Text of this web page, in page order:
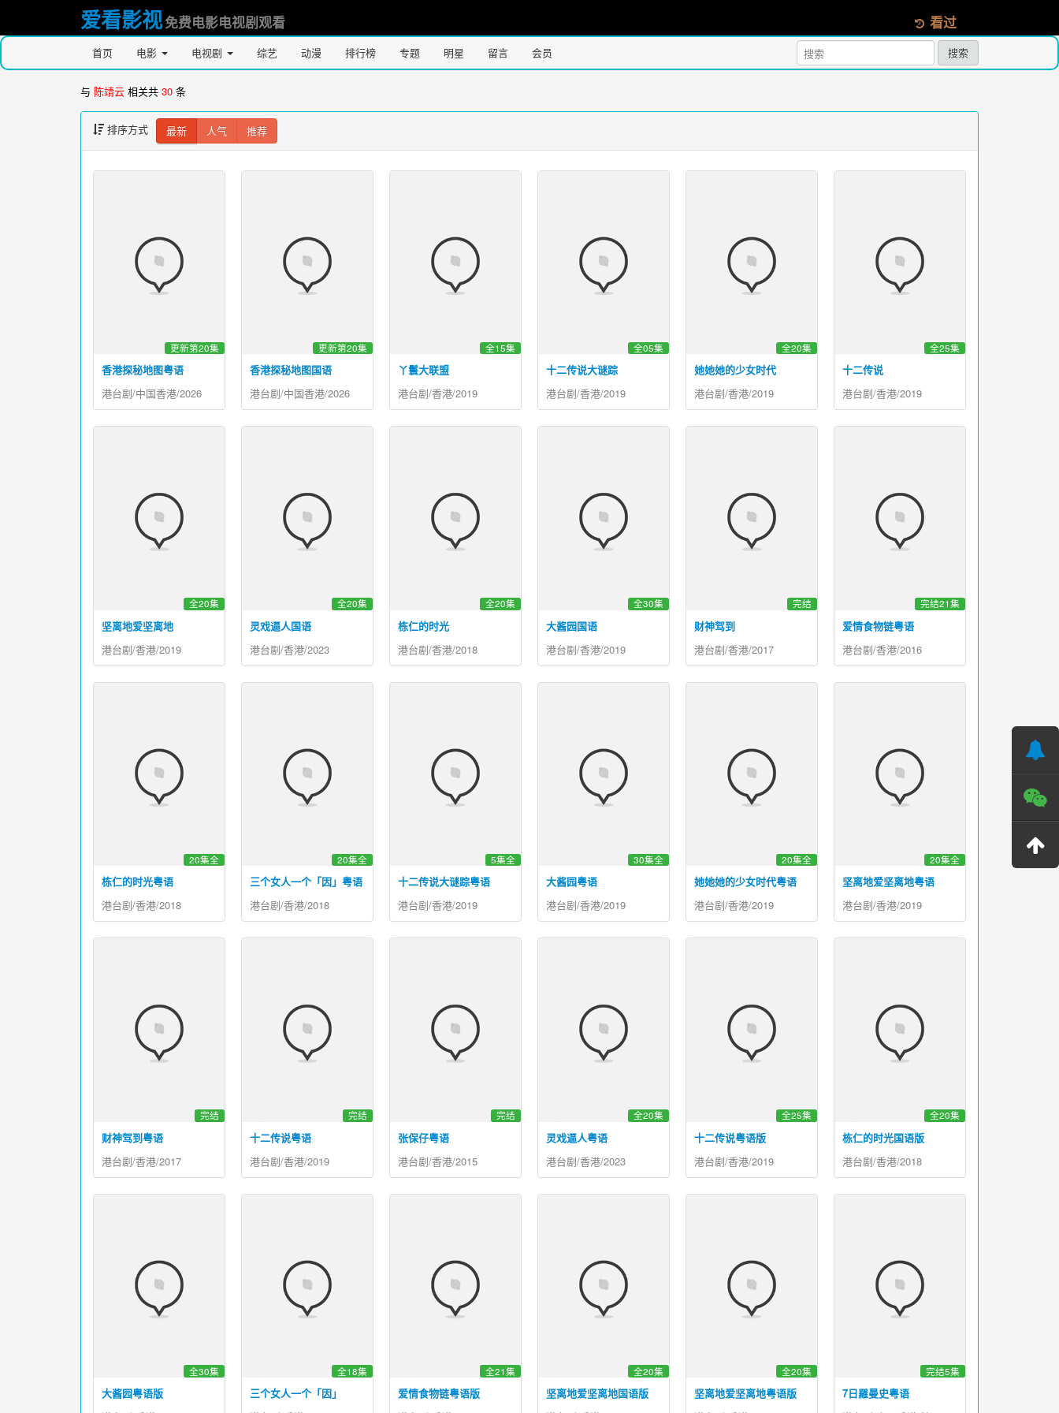
爱看影视免费电影电视剧观看 看过
首页 电影 电视剧 综艺 动漫 排行榜 专题 明星 留言 会员 搜索
与 陈靖云 相关共 30 条
排序方式 最新 人气 推荐
香港探秘地图粤语
更新第20集
港台剧/中国香港/2026
香港探秘地图国语
更新第20集
港台剧/中国香港/2026
丫鬟大联盟
全15集
港台剧/香港/2019
十二传说大谜踪
全05集
港台剧/香港/2019
她她她的少女时代
全20集
港台剧/香港/2019
十二传说
全25集
港台剧/香港/2019
坚离地爱坚离地
全20集
港台剧/香港/2019
灵戏逼人国语
全20集
港台剧/香港/2023
栋仁的时光
全20集
港台剧/香港/2018
大酱园国语
全30集
港台剧/香港/2019
财神驾到
完结
港台剧/香港/2017
爱情食物链粤语
完结21集
港台剧/香港/2016
栋仁的时光粤语
20集全
港台剧/香港/2018
三个女人一个「因」粤语
20集全
港台剧/香港/2018
十二传说大谜踪粤语
5集全
港台剧/香港/2019
大酱园粤语
30集全
港台剧/香港/2019
她她她的少女时代粤语
20集全
港台剧/香港/2019
坚离地爱坚离地粤语
20集全
港台剧/香港/2019
财神驾到粤语
完结
港台剧/香港/2017
十二传说粤语
完结
港台剧/香港/2019
张保仔粤语
完结
港台剧/香港/2015
灵戏逼人粤语
全20集
港台剧/香港/2023
十二传说粤语版
全25集
港台剧/香港/2019
栋仁的时光国语版
全20集
港台剧/香港/2018
大酱园粤语版
全30集
三个女人一个「因」
全18集
爱情食物链粤语版
全21集
坚离地爱坚离地国语版
全20集
坚离地爱坚离地粤语版
全20集
7日羅曼史粤语
完结5集